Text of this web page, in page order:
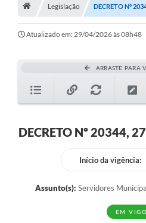
A História
Galeria de Fotos
Arquivos para Download
Legislação DECRETO Nº
Atualizado em: 29/04/2026 às 08h48
ARRASTE PARA
DECRETO Nº 20344,
Início da vigência:
Assunto(s): Servidores
EM